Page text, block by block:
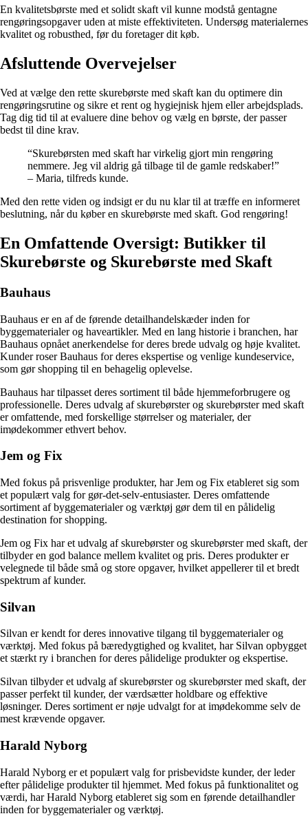
En kvalitetsbørste med et solidt skaft vil kunne modstå gentagne
rengøringsopgaver uden at miste effektiviteten. Undersøg materialernes
kvalitet og robusthed, før du foretager dit køb.
Afsluttende Overvejelser
Ved at vælge den rette skurebørste med skaft kan du optimere din
rengøringsrutine og sikre et rent og hygiejnisk hjem eller arbejdsplads.
Tag dig tid til at evaluere dine behov og vælg en børste, der passer
bedst til dine krav.
“Skurebørsten med skaft har virkelig gjort min rengøring
nemmere. Jeg vil aldrig gå tilbage til de gamle redskaber!”
– Maria, tilfreds kunde.
Med den rette viden og indsigt er du nu klar til at træffe en informeret
beslutning, når du køber en skurebørste med skaft. God rengøring!
En Omfattende Oversigt: Butikker til
Skurebørste og Skurebørste med Skaft
Bauhaus
Bauhaus er en af de førende detailhandelskæder inden for
byggematerialer og haveartikler. Med en lang historie i branchen, har
Bauhaus opnået anerkendelse for deres brede udvalg og høje kvalitet.
Kunder roser Bauhaus for deres ekspertise og venlige kundeservice,
som gør shopping til en behagelig oplevelse.
Bauhaus har tilpasset deres sortiment til både hjemmeforbrugere og
professionelle. Deres udvalg af skurebørster og skurebørster med skaft
er omfattende, med forskellige størrelser og materialer, der
imødekommer ethvert behov.
Jem og Fix
Med fokus på prisvenlige produkter, har Jem og Fix etableret sig som
et populært valg for gør-det-selv-entusiaster. Deres omfattende
sortiment af byggematerialer og værktøj gør dem til en pålidelig
destination for shopping.
Jem og Fix har et udvalg af skurebørster og skurebørster med skaft, der
tilbyder en god balance mellem kvalitet og pris. Deres produkter er
velegnede til både små og store opgaver, hvilket appellerer til et bredt
spektrum af kunder.
Silvan
Silvan er kendt for deres innovative tilgang til byggematerialer og
værktøj. Med fokus på bæredygtighed og kvalitet, har Silvan opbygget
et stærkt ry i branchen for deres pålidelige produkter og ekspertise.
Silvan tilbyder et udvalg af skurebørster og skurebørster med skaft, der
passer perfekt til kunder, der værdsætter holdbare og effektive
løsninger. Deres sortiment er nøje udvalgt for at imødekomme selv de
mest krævende opgaver.
Harald Nyborg
Harald Nyborg er et populært valg for prisbevidste kunder, der leder
efter pålidelige produkter til hjemmet. Med fokus på funktionalitet og
værdi, har Harald Nyborg etableret sig som en førende detailhandler
inden for byggematerialer og værktøj.